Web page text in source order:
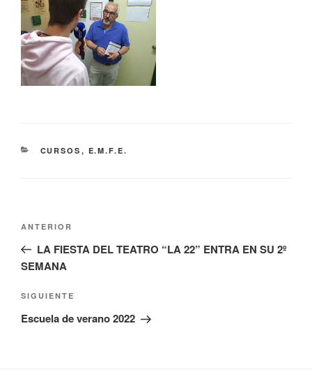
CATEGORÍAS
CURSOS , E.M.F.E.
entradas
Entrada
anterior:
ANTERIOR
LA FIESTA DEL TEATRO “LA 22” ENTRA EN SU 2º
SEMANA
Siguiente
entrada
SIGUIENTE
Escuela de verano 2022